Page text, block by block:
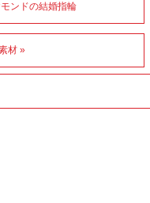
ンドの結婚指輪
材 »